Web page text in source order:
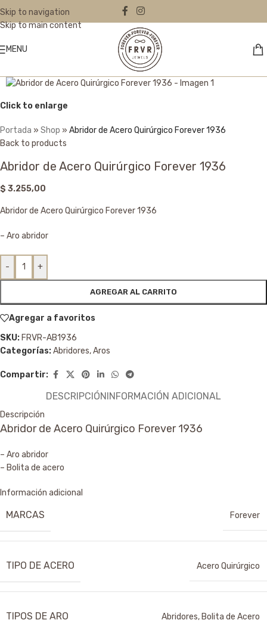
Skip to navigation
Skip to main content
MENU
Click to enlarge
Portada » Shop » Abridor de Acero Quirúrgico Forever 1936
Back to products
Abridor de Acero Quirúrgico Forever 1936
$ 3.255,00
Abridor de Acero Quirúrgico Forever 1936
– Aro abridor
- +
AGREGAR AL CARRITO
Agregar a favoritos
SKU: FRVR-AB1936
Categorías:Abridores,Aros
Compartir:
DESCRIPCIÓNINFORMACIÓN ADICIONAL
Descripción
Abridor de Acero Quirúrgico Forever 1936
– Aro abridor
– Bolita de acero
Información adicional
MARCAS Forever
TIPO DE ACERO Acero Quirúrgico
TIPOS DE ARO Abridores, Bolita de Acero